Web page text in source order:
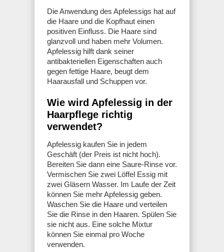
Die Anwendung des Apfelessigs hat auf
die Haare und die Kopfhaut einen
positiven Einfluss. Die Haare sind
glanzvoll und haben mehr Volumen.
Apfelessig hilft dank seiner
antibakteriellen Eigenschaften auch
gegen fettige Haare, beugt dem
Haarausfall und Schuppen vor.
Wie wird Apfelessig in der
Haarpflege richtig
verwendet?
Apfelessig kaufen Sie in jedem
Geschäft (der Preis ist nicht hoch).
Bereiten Sie dann eine Saure-Rinse vor.
Vermischen Sie zwei Löffel Essig mit
zwei Gläsern Wasser. Im Laufe der Zeit
können Sie mehr Apfelessig geben.
Waschen Sie die Haare und verteilen
Sie die Rinse in den Haaren. Spülen Sie
sie nicht aus. Eine solche Mixtur
können Sie einmal pro Woche
verwenden.